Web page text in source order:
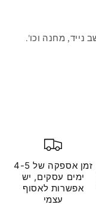
זמן אספקה ​​של 4-5
ימים עסקים, יש
אפשרות לאסוף
עצמי